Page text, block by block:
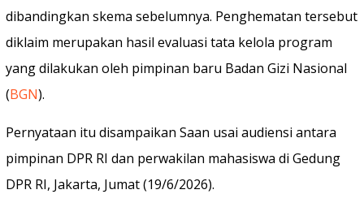
dibandingkan skema sebelumnya. Penghematan tersebut
diklaim merupakan hasil evaluasi tata kelola program
yang dilakukan oleh pimpinan baru Badan Gizi Nasional
(BGN).
Pernyataan itu disampaikan Saan usai audiensi antara
pimpinan DPR RI dan perwakilan mahasiswa di Gedung
DPR RI, Jakarta, Jumat (19/6/2026).